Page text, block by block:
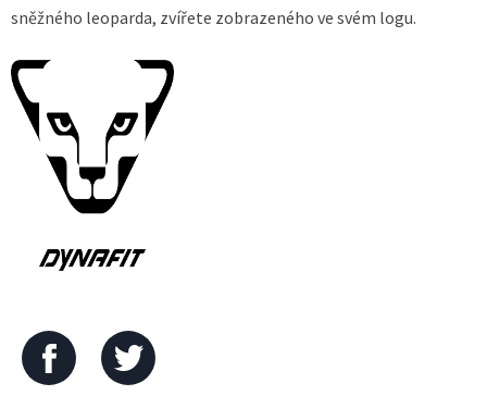
sněžného leoparda, zvířete zobrazeného ve svém logu.